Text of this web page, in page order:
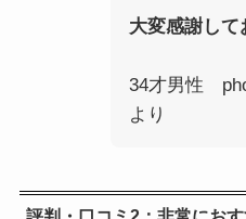
大変感謝して
34才男性
より